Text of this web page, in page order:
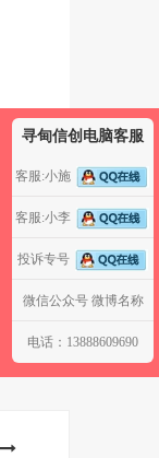
寻甸信创电脑客服
客服:小施
客服:小李
投诉专号
微信公众号 微博名称
电话：13888609690